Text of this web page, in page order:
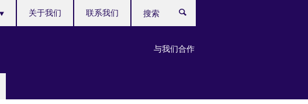
与我们合作
关于我们 联系我们
索